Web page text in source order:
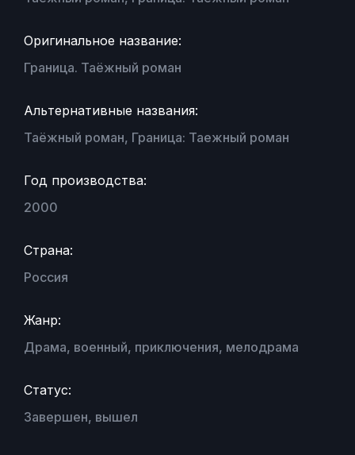
Оригинальное название:
Граница. Таёжный роман
Альтернативные названия:
Таёжный роман, Граница: Таежный роман
Год производства:
2000
Страна:
Россия
Жанр:
Драма, военный, приключения, мелодрама
Статус:
Завершен, вышел